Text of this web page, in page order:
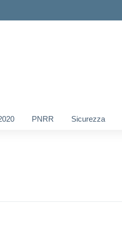
PNRR Sicurezza